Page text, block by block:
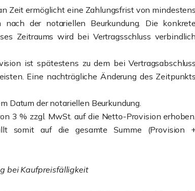
Zeit ermöglicht eine Zahlungsfrist von mindestens
der notariellen Beurkundung. Die konkrete
Zeitraums wird bei Vertragsschluss verbindlich
ist spätestens zu dem bei Vertragsabschluss
Eine nachträgliche Änderung des Zeitpunkts
Datum der notariellen Beurkundung.
3 % zzgl. MwSt. auf die Netto-Provision erhoben.
somit auf die gesamte Summe (Provision
bei Kaufpreisfälligkeit